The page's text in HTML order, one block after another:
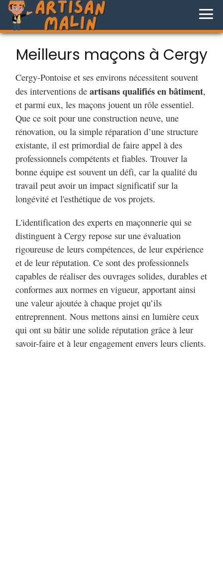
Meilleurs maçons à Cergy
Cergy-Pontoise et ses environs nécessitent souvent
des interventions de artisans qualifiés en bâtiment,
et parmi eux, les maçons jouent un rôle essentiel.
Que ce soit pour une construction neuve, une
rénovation, ou la simple réparation d’une structure
existante, il est primordial de faire appel à des
professionnels compétents et fiables. Trouver la
bonne équipe est souvent un défi, car la qualité du
travail peut avoir un impact significatif sur la
longévité et l'esthétique de vos projets.
L'identification des experts en maçonnerie qui se
distinguent à Cergy repose sur une évaluation
rigoureuse de leurs compétences, de leur expérience
et de leur réputation. Ce sont des professionnels
capables de réaliser des ouvrages solides, durables et
conformes aux normes en vigueur, apportant ainsi
une valeur ajoutée à chaque projet qu’ils
entreprennent. Nous mettons ainsi en lumière ceux
qui ont su bâtir une solide réputation grâce à leur
savoir-faire et à leur engagement envers leurs clients.